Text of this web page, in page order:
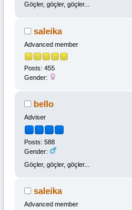
Göçler, göçler, göçler...
saleika
Advanced member
Posts: 455
Gender:
bello
Adviser
Posts: 588
Gender:
Göçler, göçler, göçler...
saleika
Advanced member